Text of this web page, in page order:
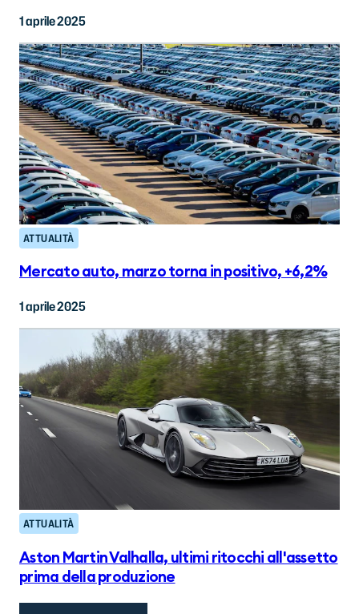
1 aprile 2025
ATTUALITÀ
Mercato auto, marzo torna in positivo, +6,2%
1 aprile 2025
ATTUALITÀ
Aston Martin Valhalla, ultimi ritocchi all'assetto
prima della produzione